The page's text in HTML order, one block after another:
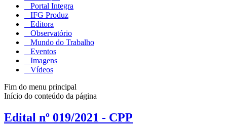
Portal Integra
IFG Produz
Editora
Observatório
Mundo do Trabalho
Eventos
Imagens
Vídeos
Fim do menu principal
Início do conteúdo da página
Edital nº 019/2021 - CPP